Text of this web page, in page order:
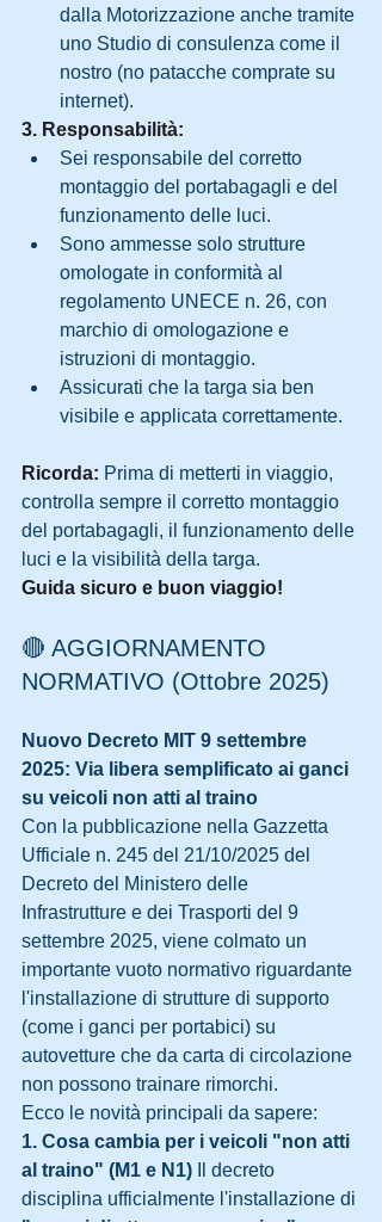
dalla Motorizzazione anche tramite
uno Studio di consulenza come il
nostro (no patacche comprate su
internet).
3. Responsabilità:
Sei responsabile del corretto
montaggio del portabagagli e del
funzionamento delle luci.
Sono ammesse solo strutture
omologate in conformità al
regolamento UNECE n. 26, con
marchio di omologazione e
istruzioni di montaggio.
Assicurati che la targa sia ben
visibile e applicata correttamente.
Ricorda: Prima di metterti in viaggio,
controlla sempre il corretto montaggio
del portabagagli, il funzionamento delle
luci e la visibilità della targa.
Guida sicuro e buon viaggio!
🔴 AGGIORNAMENTO
NORMATIVO (Ottobre 2025)
Nuovo Decreto MIT 9 settembre
2025: Via libera semplificato ai ganci
su veicoli non atti al traino
Con la pubblicazione nella Gazzetta
Ufficiale n. 245 del 21/10/2025 del
Decreto del Ministero delle
Infrastrutture e dei Trasporti del 9
settembre 2025, viene colmato un
importante vuoto normativo riguardante
l'installazione di strutture di supporto
(come i ganci per portabici) su
autovetture che da carta di circolazione
non possono trainare rimorchi.
Ecco le novità principali da sapere:
1. Cosa cambia per i veicoli "non atti
al traino" (M1 e N1) Il decreto
disciplina ufficialmente l'installazione di